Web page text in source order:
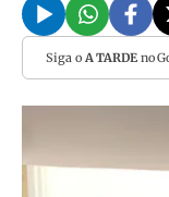
Siga o A TARDEno